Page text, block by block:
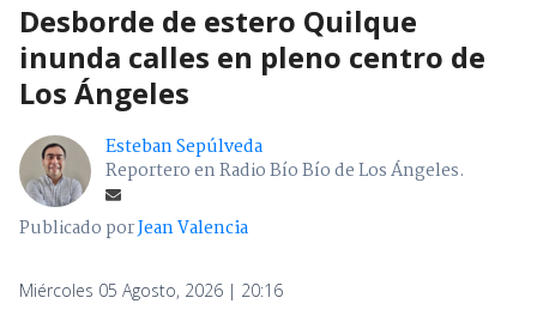
Desborde de estero Quilque
inunda calles en pleno centro de
Los Ángeles
Esteban Sepúlveda
Reportero en Radio Bío Bío de Los Ángeles.
Publicado porJean Valencia
Miércoles 05 Agosto, 2026 | 20:16